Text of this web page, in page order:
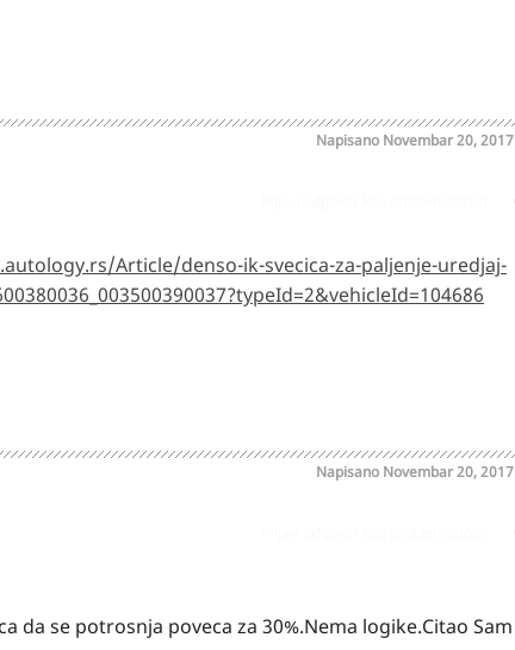
Napisano Novembar 20, 2017
Article/denso-ik-svecica-za-paljenje-uredjaj-
Napisano Novembar 20, 2017
se potrosnja poveca za 30%.Nema logike.Citao Sam